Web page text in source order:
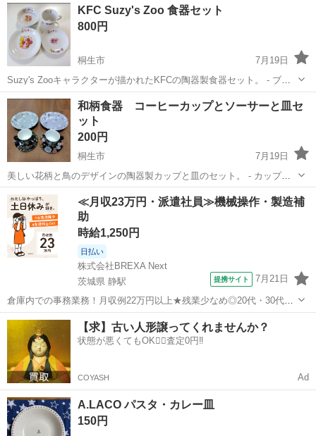
ットのイラスト - ブランド: KFC - ロゴ: KFCのロゴ入り - テーマ:...
群馬 桐生市 ピーターラビット
KFC Suzy's Zoo 食器セット
800円
桐生市
7月19日
Suzy's Zooキャラクターが描かれたKFCの陶器製食器セット。 - ブラ
ンド: KFC - セット内容: カップ、皿、ボウル - デザイン: Suzy's Zooキ
ャラクター - 色: ホワイト - 素材: 陶器 ...
群馬 桐生市 食器
和柄食器 コーヒーカップとソーサーと皿セ
ット
200円
桐生市
7月19日
美しい花柄と鳥のデザインの陶器製カップと皿のセット。 - カップの
デザイン: 黒地に花柄と鳥のデザイン - カップのデザイン: 黒地に色と
りどりの花柄 - 皿の色: 薄紫とグレーの2枚 - 皿のデザイン: 花模様のデ
ザイン...
群馬 桐生市 食器 セット
≪月収23万円・派遣社員≫機械操作・製造補
助
時給1,250円
日払い
株式会社BREXA Next
茨城県 静駅
提携サイト 7月21日
倉庫内での事務業務！月収例22万円以上★残業少なめ◎20代・30代・
40代の男女活躍中！空調完備で快適作業★食堂利用可◎マイカー通勤
OK◎無料駐車場完備！《茨城県常陸大宮市》 人気の工場のお仕事 ◇
電子部品製造倉庫内の事務...
茨城 常陸大宮市 静駅 その他
【求】古い人形譲ってくれませんか？
状態が悪くてもOK🙆‍♀️査定0円‼️
COYASH Ad
A.LACO パスタ・カレー皿
150円